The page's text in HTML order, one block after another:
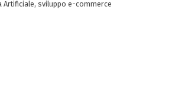
Artificiale, sviluppo e-commerce